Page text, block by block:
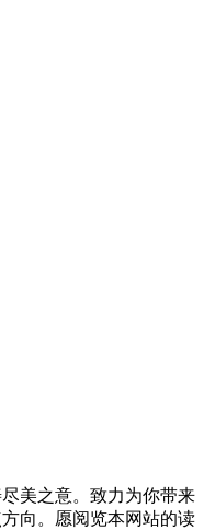
美之意。致力为你带来
向。愿阅览本网站的读